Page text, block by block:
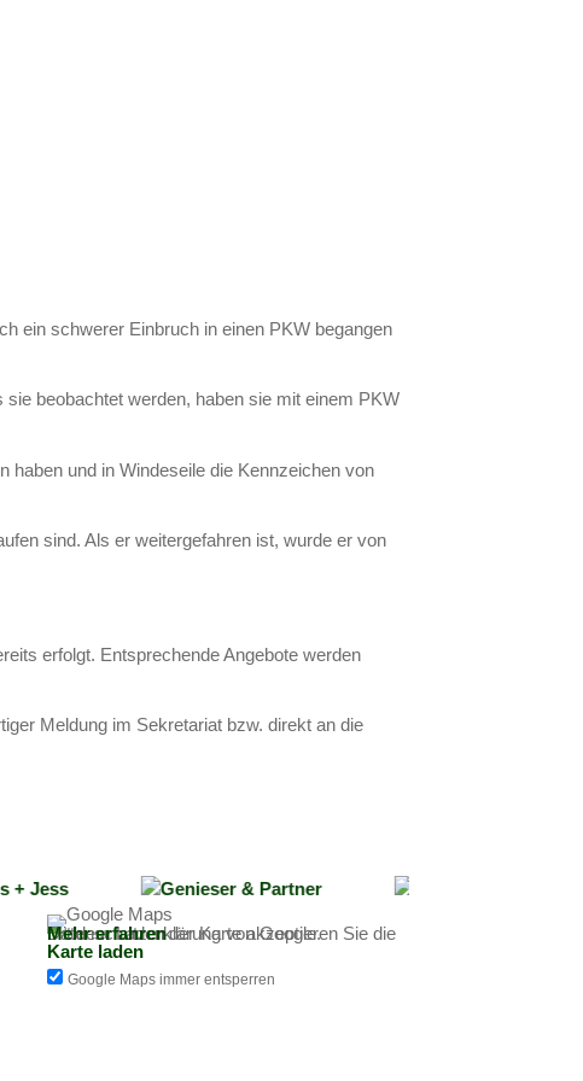
ein schwerer Einbruch in einen PKW begangen
beobachtet werden, haben sie mit einem PKW
haben und in Windeseile die Kennzeichen von
sind. Als er weitergefahren ist, wurde er von
erfolgt. Entsprechende Angebote werden
Meldung im Sekretariat bzw. direkt an die
Mit dem Laden der Karte akzeptieren Sie die Datenschutzerklärung von Google.
Mehr erfahren
Karte laden
Google Maps immer entsperren